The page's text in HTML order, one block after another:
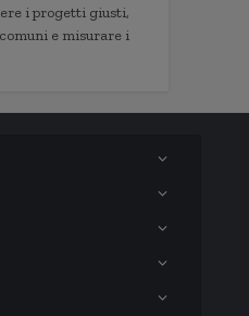
i progetti giusti,
e misurare i